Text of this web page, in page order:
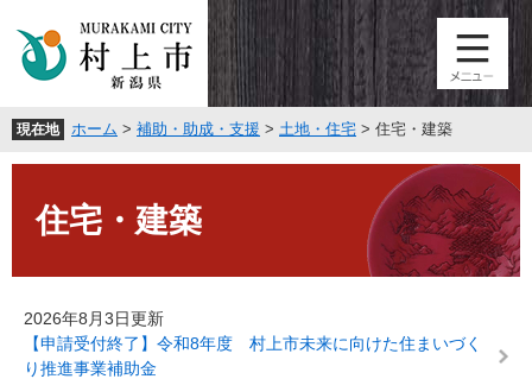
頭
で
飛
ば
現在地 ホーム > 補助・助成・支援 > 土地・住宅 > 住宅・建築
住宅・建築
2026年8月3日更新
【申請受付終了】令和8年度 村上市未来に向けた住まいづく
り推進事業補助金